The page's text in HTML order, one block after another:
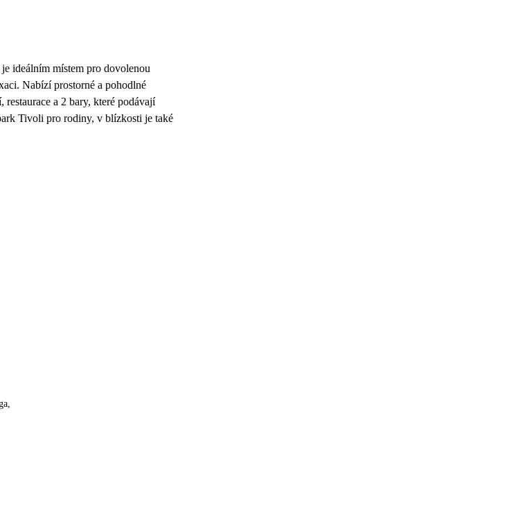
ideálním místem pro dovolenou
Nabízí prostorné a pohodlné
a 2 bary, které podávají
Tivoli pro rodiny, v blízkosti je také